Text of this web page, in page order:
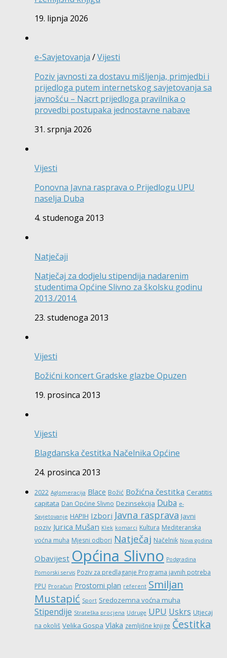
19. lipnja 2026
e-Savjetovanja /Vijesti
Poziv javnosti za dostavu mišljenja, primjedbi i
prijedloga putem internetskog savjetovanja sa
javnošću – Nacrt prijedloga pravilnika o
provedbi postupaka jednostavne nabave
31. srpnja 2026
Vijesti
Ponovna Javna rasprava o Prijedlogu UPU
naselja Duba
4. studenoga 2013
Natječaji
Natječaj za dodjelu stipendija nadarenim
studentima Općine Slivno za školsku godinu
2013./2014.
23. studenoga 2013
Vijesti
Božićni koncert Gradske glazbe Opuzen
19. prosinca 2013
Vijesti
Blagdanska čestitka Načelnika Općine
24. prosinca 2013
2022 Aglomeracija Blace Božić Božićna čestitka Ceratitis
capitata Dan Općine Slivno Dezinsekcija Duba e-
Savjetovanje HAPIH Izbori Javna rasprava Javni
poziv Jurica Mušan Klek komarci Kultura Mediteranska
voćna muha Mjesni odbori Natječaj Načelnik Nova godina
Obavijest Općina Slivno Podgradina
Pomorski servis Poziv za predlaganje Programa javnih potreba
PPU Proračun Prostorni plan referent Smiljan
Mustapić Sport Sredozemna voćna muha
Stipendije Strateška procjena Udruge UPU Uskrs Utjecaj
na okoliš Velika Gospa Vlaka zemljišne knjige Čestitka